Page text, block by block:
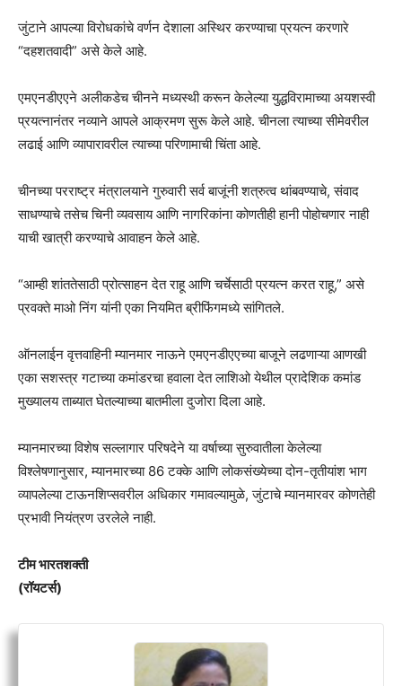
जुंटाने आपल्या विरोधकांचे वर्णन देशाला अस्थिर करण्याचा प्रयत्न करणारे
“दहशतवादी” असे केले आहे.
एमएनडीएएने अलीकडेच चीनने मध्यस्थी करून केलेल्या युद्धविरामाच्या अयशस्वी
प्रयत्नानंतर नव्याने आपले आक्रमण सुरू केले आहे. चीनला त्याच्या सीमेवरील
लढाई आणि व्यापारावरील त्याच्या परिणामाची चिंता आहे.
चीनच्या परराष्ट्र मंत्रालयाने गुरुवारी सर्व बाजूंनी शत्रुत्व थांबवण्याचे, संवाद
साधण्याचे तसेच चिनी व्यवसाय आणि नागरिकांना कोणतीही हानी पोहोचणार नाही
याची खात्री करण्याचे आवाहन केले आहे.
“आम्ही शांततेसाठी प्रोत्साहन देत राहू आणि चर्चेसाठी प्रयत्न करत राहू,” असे
प्रवक्ते माओ निंग यांनी एका नियमित ब्रीफिंगमध्ये सांगितले.
ऑनलाईन वृत्तवाहिनी म्यानमार नाऊने एमएनडीएएच्या बाजूने लढणाऱ्या आणखी
एका सशस्त्र गटाच्या कमांडरचा हवाला देत लाशिओ येथील प्रादेशिक कमांड
मुख्यालय ताब्यात घेतल्याच्या बातमीला दुजोरा दिला आहे.
म्यानमारच्या विशेष सल्लागार परिषदेने या वर्षाच्या सुरुवातीला केलेल्या
विश्लेषणानुसार, म्यानमारच्या 86 टक्के आणि लोकसंख्येच्या दोन-तृतीयांश भाग
व्यापलेल्या टाऊनशिप्सवरील अधिकार गमावल्यामुळे, जुंटाचे म्यानमारवर कोणतेही
प्रभावी नियंत्रण उरलेले नाही.
टीम भारतशक्ती
(रॉयटर्स)